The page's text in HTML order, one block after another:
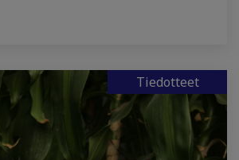
Tiedotteet